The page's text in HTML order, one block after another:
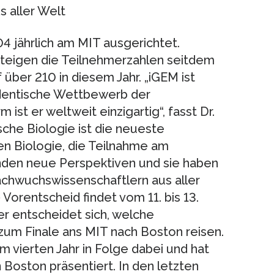
aller Welt
jährlich am MIT ausgerichtet.
die Teilnehmerzahlen seitdem
210 in diesem Jahr. „iGEM ist
Wettbewerb der
ist er weltweit einzigartig“, fasst Dr.
Biologie ist die neueste
Biologie, die Teilnahme am
neue Perspektiven und sie haben
aus aller
findet vom 11. bis 13.
entscheidet sich, welche
Finale ans MIT nach Boston reisen.
vierten Jahr in Folge dabei und hat
präsentiert. In den letzten